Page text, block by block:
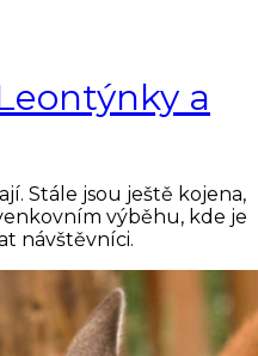
a
Stále jsou ještě kojena,
výběhu, kde je
návštěvníci.